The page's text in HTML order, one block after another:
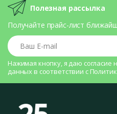
Полезная рассылка
Получайте прайс-лист
Ваш E-mail
Нажимая кнопку, я даю согласие
данных в соответствии с